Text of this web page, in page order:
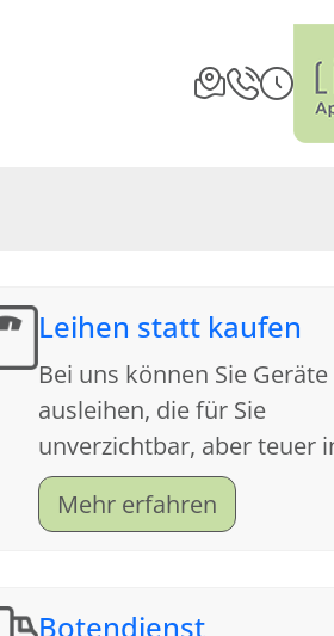
Leihen statt kaufen
Bei uns können Sie Geräte
ausleihen, die für Sie
unverzichtbar, aber teuer
Anschaffung sind. Sprechen
uns an, wir beraten Sie gern.
Mehr erfahren
Botendienst